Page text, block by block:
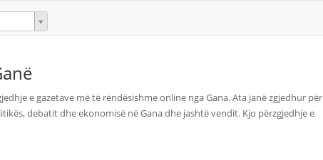
e gazetave më të rëndësishme online nga Gana. Ata janë zgjedhur për
debatit dhe ekonomisë në Gana dhe jashtë vendit. Kjo përzgjedhje e